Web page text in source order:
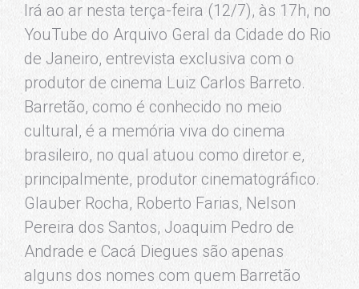
Irá ao ar nesta terça-feira (12/7), às 17h, no
YouTube do Arquivo Geral da Cidade do Rio
de Janeiro, entrevista exclusiva com o
produtor de cinema Luiz Carlos Barreto.
Barretão, como é conhecido no meio
cultural, é a memória viva do cinema
brasileiro, no qual atuou como diretor e,
principalmente, produtor cinematográfico.
Glauber Rocha, Roberto Farias, Nelson
Pereira dos Santos, Joaquim Pedro de
Andrade e Cacá Diegues são apenas
alguns dos nomes com quem Barretão